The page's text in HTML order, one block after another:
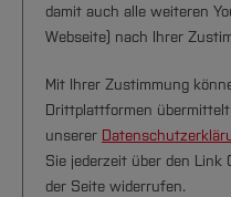
damit auch alle weiteren
Webseite) nach Ihrer
Mit Ihrer Zustimmung
Drittplattformen
unserer
Sie jederzeit über den Link
der Seite widerrufen.